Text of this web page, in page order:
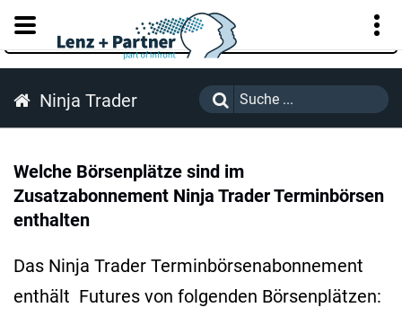
KUNDENPORTAL
Ninja Trader
Welche Börsenplätze sind im
Zusatzabonnement Ninja Trader Terminbörsen
enthalten
Das Ninja Trader Terminbörsenabonnement
enthält Futures von folgenden Börsenplätzen: